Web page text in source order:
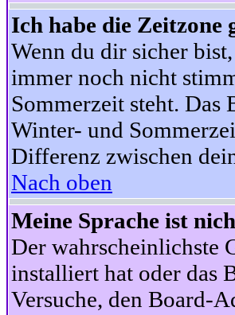
Ich habe die Zeitzone
Wenn du dir sicher
immer noch nicht
Sommerzeit steht. Das
Winter- und
Differenz zwischen
Nach oben
Meine Sprache ist
Der wahrscheinlichste
installiert hat oder das
Versuche, den Board-